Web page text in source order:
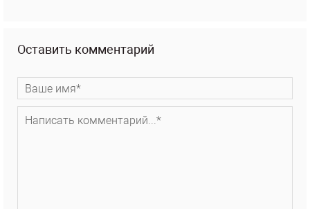
Оставить комментарий